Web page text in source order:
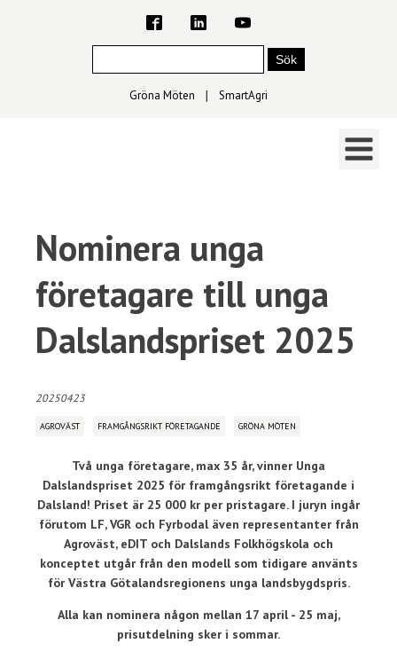
Gröna Möten ∣ SmartAgri
Nominera unga
företagare till unga
Dalslandspriset 2025
20250423
AGROVÄST FRAMGÅNGSRIKT FÖRETAGANDE GRÖNA MÖTEN
Två unga företagare, max 35 år, vinner Unga
Dalslandspriset 2025 för framgångsrikt företagande i
Dalsland! Priset är 25 000 kr per pristagare. I juryn ingår
förutom LF, VGR och Fyrbodal även representanter från
Agroväst, eDIT och Dalslands Folkhögskola och
konceptet utgår från den modell som tidigare använts
för Västra Götalandsregionens unga landsbygdspris.
Alla kan nominera någon mellan 17 april - 25 maj,
prisutdelning sker i sommar.